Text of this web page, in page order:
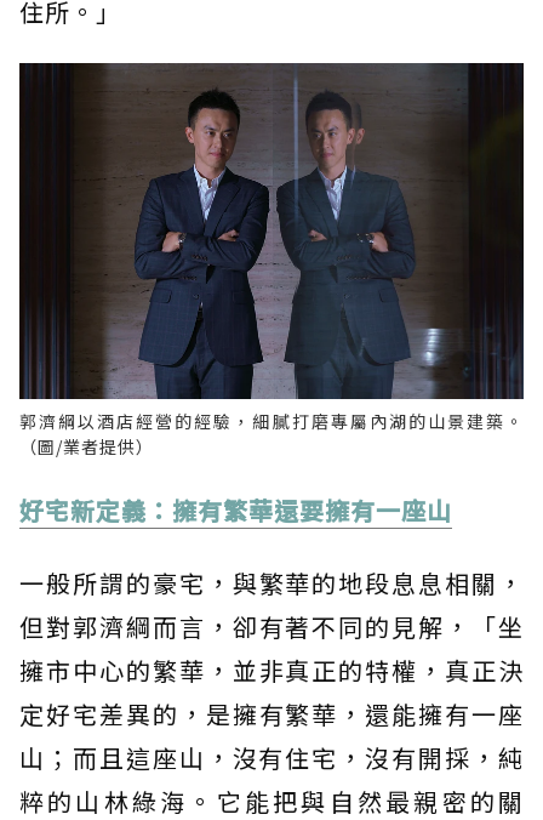
住所。」
郭濟綱以酒店經營的經驗，細膩打磨專屬內湖的山景建築。
（圖/業者提供）
好宅新定義：擁有繁華還要擁有一座山
一般所謂的豪宅，與繁華的地段息息相關，
但對郭濟綱而言，卻有著不同的見解，「坐
擁市中心的繁華，並非真正的特權，真正決
定好宅差異的，是擁有繁華，還能擁有一座
山；而且這座山，沒有住宅，沒有開採，純
粹的山林綠海。它能把與自然最親密的關